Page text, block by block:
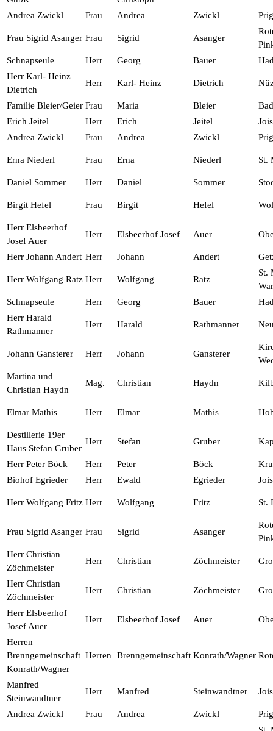
Andrea Zwickl
Frau Andrea Zwickl
Frau Sigrid Asanger Frau Sigrid Asanger
Schnapseule
Herr Georg Bauer
Herr Karl- Heinz
Dietrich
Herr Karl- Heinz Dietrich
Familie Bleier/Geier Frau Maria Bleier
Erich Jeitel
Herr Erich Jeitel
Jois
Andrea Zwickl
Frau Andrea Zwickl
Erna Niederl Frau Erna Niederl St.
Daniel Sommer Herr Daniel Sommer
Birgit Hefel Frau Birgit Hefel
Herr Elsbeerhof
Josef Auer
Herr Elsbeerhof Josef Auer
Herr Johann Andert Herr Johann Andert
Herr Wolfgang Ratz Herr Wolfgang Ratz
St.
Schnapseule
Herr Georg Bauer
Herr Harald
Rathmanner
Herr Harald Rathmanner
Johann Gansterer Herr Johann Gansterer
Martina und
Christian Haydn
Mag. Christian Haydn
Elmar Mathis Herr Elmar Mathis
Destillerie 19er
Haus Stefan Gruber
Herr Stefan Gruber
Herr Peter Böck Herr Peter Böck
Biohof Egrieder
Herr Ewald Egrieder Jois
Herr Wolfgang Fritz Herr Wolfgang Fritz St.
Frau Sigrid Asanger Frau Sigrid Asanger
Herr Christian
Zöchmeister
Herr Christian Zöchmeister
Herr Christian
Zöchmeister
Herr Christian Zöchmeister
Herr Elsbeerhof
Josef Auer
Herr Elsbeerhof Josef Auer
Herren
Brenngemeinschaft
Konrath/Wagner
Herren Brenngemeinschaft Konrath/Wagner
Manfred
Steinwandtner
Herr Manfred Steinwandtner Jois
Andrea Zwickl Frau Andrea Zwickl